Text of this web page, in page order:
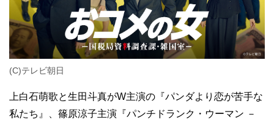
(C)テレビ朝日
上白石萌歌と生田斗真がW主演の『パンダより恋が苦手な
私たち』、篠原涼子主演『パンチドランク・ウーマン －